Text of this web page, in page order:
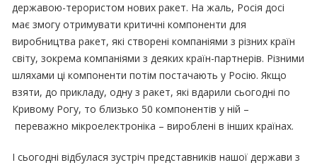
державою-терористом нових ракет. На жаль, Росія досі
має змогу отримувати критичні компоненти для
виробництва ракет, які створені компаніями з різних країн
світу, зокрема компаніями з деяких країн-партнерів. Різними
шляхами ці компоненти потім постачають у Росію. Якщо
взяти, до прикладу, одну з ракет, які вдарили сьогодні по
Кривому Рогу, то близько 50 компонентів у ній –
переважно мікроелектроніка – вироблені в інших країнах.
І сьогодні відбулася зустріч представників нашої держави з